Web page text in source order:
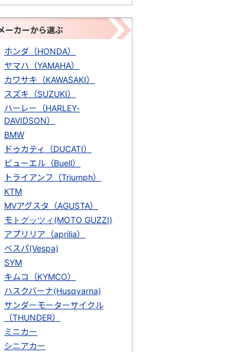
ーカーから選ぶ
ホンダ（HONDA）
ヤマハ（YAMAHA）
カワサキ（KAWASAKI）
スズキ（SUZUKI）
ハーレー（HARLEY-
DAVIDSON）
BMW
ドゥカティ（DUCATI）
ビューエル（Buell）
トライアンフ（Triumph）
KTM
MVアグスタ（AGUSTA）
モトグッツィ(MOTO GUZZI)
アプリリア（aprilia）
ベスパ(Vespa)
SYM
キムコ（KYMCO）
ハスクバーナ(Husqvarna)
サンダーモーターサイクル
（THUNDER）
ミニカー
シニアカー